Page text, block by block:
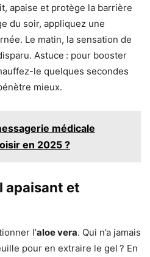
apaise et protège la barrière
du soir, appliquez une
Le matin, la sensation de
Astuce : pour booster
le quelques secondes
mieux.
médicale
en 2025 ?
apaisant et
l’aloe vera. Qui n’a jamais
pour en extraire le gel ? En